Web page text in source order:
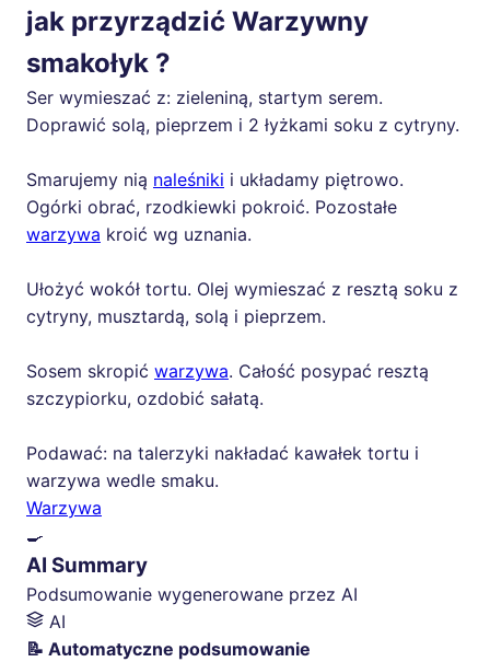
jak przyrządzić Warzywny
smakołyk ?
Ser wymieszać z: zieleniną, startym serem.
Doprawić solą, pieprzem i 2 łyżkami soku z cytryny.
Smarujemy nią naleśniki i układamy piętrowo.
Ogórki obrać, rzodkiewki pokroić. Pozostałe
warzywa kroić wg uznania.
Ułożyć wokół tortu. Olej wymieszać z resztą soku z
cytryny, musztardą, solą i pieprzem.
Sosem skropić warzywa. Całość posypać resztą
szczypiorku, ozdobić sałatą.
Podawać: na talerzyki nakładać kawałek tortu i
warzywa wedle smaku.
Warzywa
🍳
AI Summary
Podsumowanie wygenerowane przez AI
AI
📝 Automatyczne podsumowanie